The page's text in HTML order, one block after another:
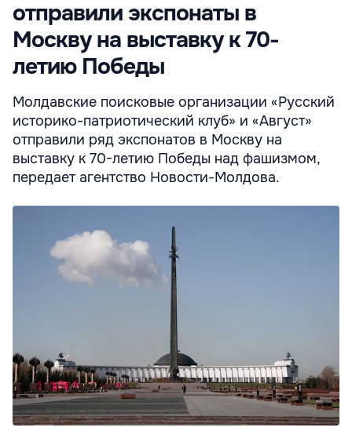
отправили экспонаты в
Москву на выставку к 70-
летию Победы
Молдавские поисковые организации «Русский
историко-патриотический клуб» и «Август»
отправили ряд экспонатов в Москву на
выставку к 70-летию Победы над фашизмом,
передает агентство Новости-Молдова.